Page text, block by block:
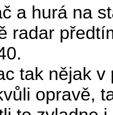
a hurá na
radar
tak nějak
opravě,